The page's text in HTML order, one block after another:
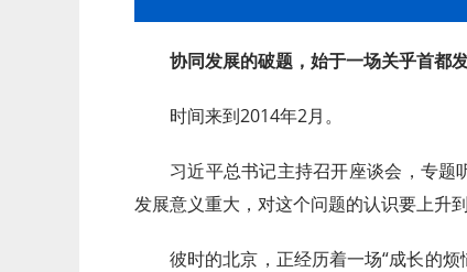
协同发展的破题，始于一场关乎首都发
时间来到2014年2月。
习近平总书记主持召开座谈会，专题
发展意义重大，对这个问题的认识要上升到
彼时的北京，正经历着一场“成长的